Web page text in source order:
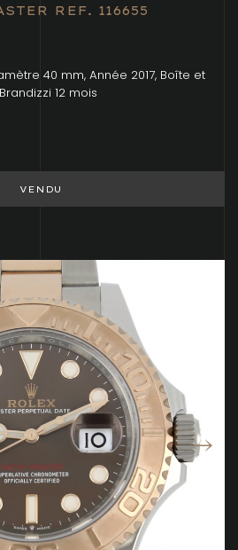
REF. 116655
40 mm, Année 2017, Boîte et
12 mois
VENDU